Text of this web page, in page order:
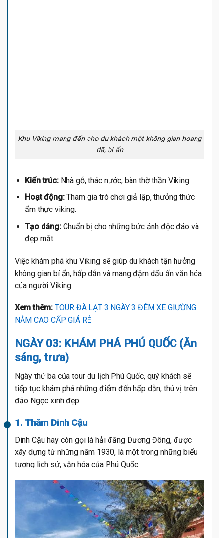
Khu Viking mang đến cho du khách một không gian hoang
dã, bí ẩn
Kiến trúc:Nhà gỗ, thác nước, bàn thờ thần Viking.
Hoạt động:Tham gia trò chơi giả lập, thưởng thức
ẩm thực viking.
Tạo dáng:Chuẩn bị cho những bức ảnh độc đáo và
đẹp mắt.
Việc khám phá khu Viking sẽ giúp du khách tận hưởng
không gian bí ẩn, hấp dẫn và mang đậm dấu ấn văn hóa
của người Viking.
Xem thêm: TOUR ĐÀ LẠT 3 NGÀY 3 ĐÊM XE GIƯỜNG
NẰM CAO CẤP GIÁ RẺ
NGÀY 03: KHÁM PHÁ PHÚ QUỐC (Ăn
sáng, trưa)
Ngày thứ ba của tour du lịch Phú Quốc, quý khách sẽ
tiếp tục khám phá những điểm đến hấp dẫn, thú vị trên
đảo Ngọc xinh đẹp.
1. Thăm Dinh Cậu
Dinh Cậu hay còn gọi là hải đăng Dương Đông, được
xây dựng từ những năm 1930, là một trong những biểu
tượng lịch sử, văn hóa của Phú Quốc.